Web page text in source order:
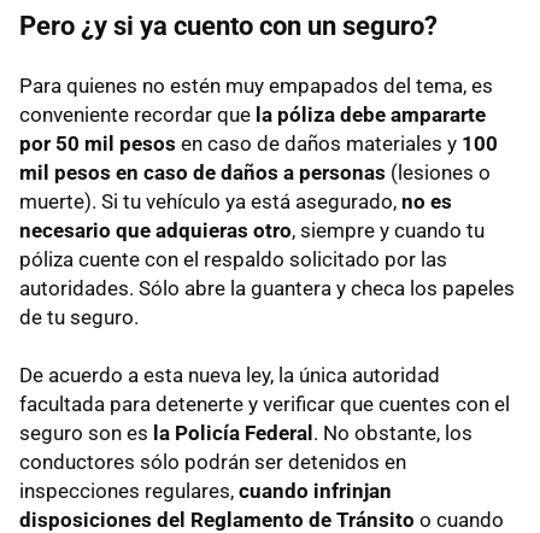
Pero ¿y si ya cuento con un seguro?
Para quienes no estén muy empapados del tema, es
conveniente recordar que la póliza debe ampararte
por 50 mil pesos en caso de daños materiales y 100
mil pesos en caso de daños a personas (lesiones o
muerte). Si tu vehículo ya está asegurado, no es
necesario que adquieras otro, siempre y cuando tu
póliza cuente con el respaldo solicitado por las
autoridades. Sólo abre la guantera y checa los papeles
de tu seguro.
De acuerdo a esta nueva ley, la única autoridad
facultada para detenerte y verificar que cuentes con el
seguro son es la Policía Federal. No obstante, los
conductores sólo podrán ser detenidos en
inspecciones regulares, cuando infrinjan
disposiciones del Reglamento de Tránsito o cuando